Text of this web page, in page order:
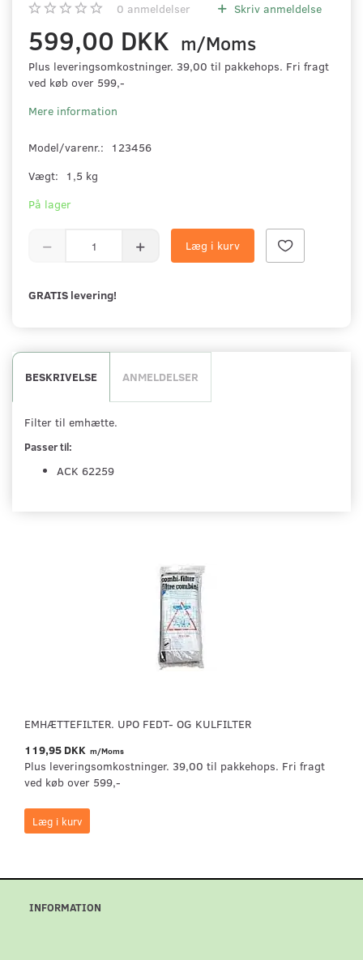
0 anmeldelser Skriv anmeldelse
599,00 DKK m/Moms
Plus leveringsomkostninger. 39,00 til pakkehops. Fri fragt
ved køb over 599,-
Mere information
Model/varenr.:
123456
Vægt:
1,5 kg
På lager
Læg i kurv
GRATIS levering!
BESKRIVELSE ANMELDELSER
Filter til emhætte.
Passer til:
ACK 62259
EMHÆTTEFILTER. UPO FEDT- OG KULFILTER
119,95 DKK m/Moms
Plus leveringsomkostninger. 39,00 til pakkehops. Fri fragt
ved køb over 599,-
Læg i kurv
INFORMATION